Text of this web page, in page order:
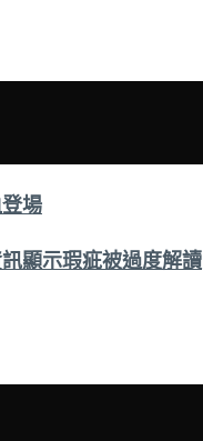
場
顯示瑕疵被過度解讀